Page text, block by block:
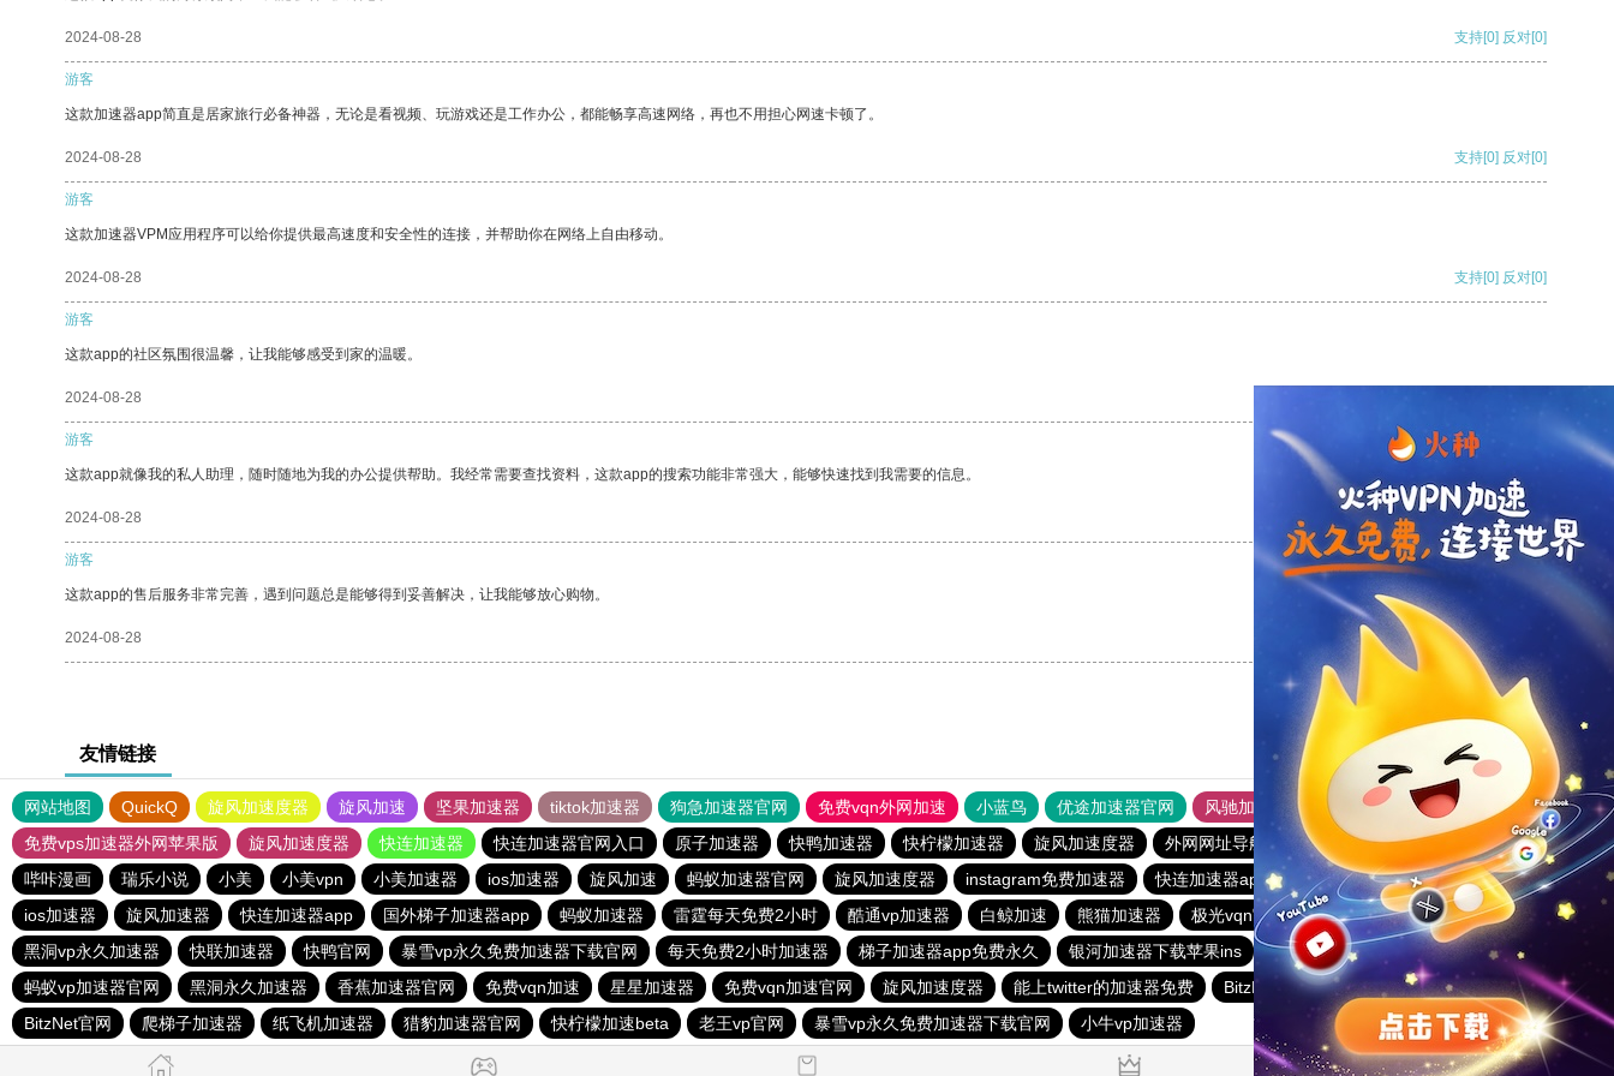
2024-08-28 支持[0] 反对[0]
游客
这款加速器app简直是居家旅行必备神器，无论是看视频、玩游戏还是工作办公，都能畅享高速网络，再也不用担心网速卡顿了。
2024-08-28 支持[0] 反对[0]
游客
这款加速器VPM应用程序可以给你提供最高速度和安全性的连接，并帮助你在网络上自由移动。
2024-08-28 支持[0] 反对[0]
游客
这款app的社区氛围很温馨，让我能够感受到家的温暖。
2024-08-28
游客
这款app就像我的私人助理，随时随地为我的办公提供帮助。我经常需要查找资料，这款app的搜索功能非常强大，能够快速找到我需要的信息。
2024-08-28 支持 [0] 反对 [0]
游客
这款app的售后服务非常完善，遇到问题总是能够得到妥善解决，让我能够放心购物。
2024-08-28 支持
友情链接
网站地图 QuickQ 旋风加速度器 旋风加速 坚果加速器 tiktok加速器 狗急加速器官网 免费vqn外网加速 小蓝鸟 优途加速器官网 风驰加速器
旋风加速器
免费vps加速器外网苹果版
旋风加速度器 快连加速器 快连加速器官网入口 原子加速器 快鸭加速器 快柠檬加速器 旋风加速度器 外网网址导航 软件中心 雷霆加速
狂飙加速器
哔咔漫画
瑞乐小说 小美 小美vpn 小美加速器 ios加速器 旋风加速 蚂蚁加速器官网 旋风加速度器 instagram免费加速器 快连加速器app 火箭加速器
极光加速器
ios加速器
旋风加速器 快连加速器app 国外梯子加速器app 蚂蚁加速器 雷霆每天免费2小时 酷通vp加速器 白鲸加速 熊猫加速器 极光vqn官网 优途加速器
蓝鲸加速器
黑洞vp永久加速器
快联加速器 快鸭官网 暴雪vp永久免费加速器下载官网 每天免费2小时加速器 梯子加速器app免费永久 银河加速器下载苹果ins 黑洞海外npv加速梯子
雷霆加器速
蚂蚁vp加速器官网
黑洞永久加速器 香蕉加速器官网 免费vqn加速 星星加速器 免费vqn加速官网 旋风加速度器 能上twitter的加速器免费 BitzNet加速器 闪电猫加速器
outline
BitzNet官网
爬梯子加速器 纸飞机加速器 猎豹加速器官网 快柠檬加速beta 老王vp官网 暴雪vp永久免费加速器下载官网 小牛vp加速器